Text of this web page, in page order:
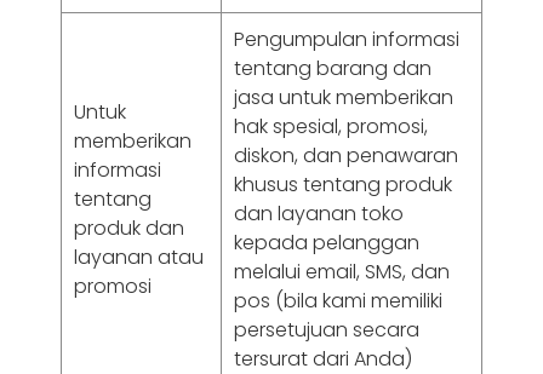
Untuk
memberikan
informasi
tentang
produk dan
layanan atau
promosi
Pengumpulan informasi
tentang barang dan
jasa untuk memberikan
hak spesial, promosi,
diskon, dan penawaran
khusus tentang produk
dan layanan toko
kepada pelanggan
melalui email, SMS, dan
pos (bila kami memiliki
persetujuan secara
tersurat dari Anda)